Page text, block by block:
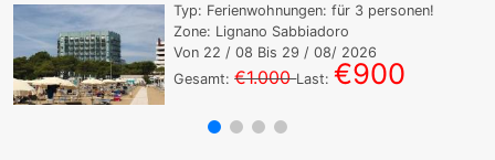
Typ: Ferienwohnungen: für 3 personen!
Zone: Lignano Sabbiadoro
Von 22 / 08 Bis 29 / 08/ 2026
Gesamt:€1.000Last:€900